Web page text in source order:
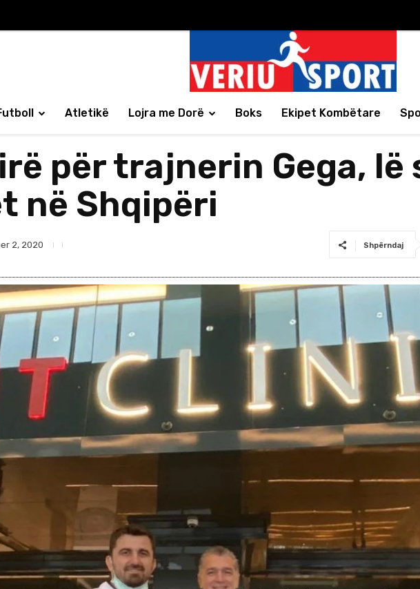
Atletikë Lojra me Dorë Boks Ekipet Kombëtare
për trajnerin Gega,
në Shqipëri
2, 2020 Shpërndaj